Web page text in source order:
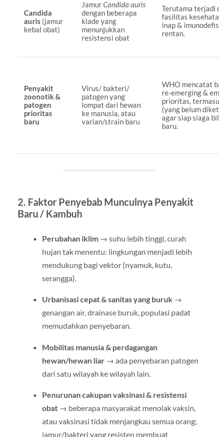
Candida
auris (jamur
kebal obat)
JamurCandida auris
dengan beberapa
klade yang
menunjukkan
resistensi obat
Terutama terjadi
fasilitas
inap &
rentan.
Penyakit
zoonotik &
patogen
prioritas
baru
Virus/ bakteri/
patogen yang
lompat dari hewan
ke manusia, atau
varian/strain baru
WHO mencatat
re-emerging &
prioritas,
(yang belum
agar siap siaga
baru.
2. Faktor Penyebab Munculnya Penyakit
Baru / Kambuh
Perubahan iklim→ suhu lebih tinggi, curah
hujan tak menentu: lingkungan menjadi lebih
mendukung bagi vektor (nyamuk, kutu,
serangga).
Urbanisasi cepat & sanitas yang buruk→
genangan air, drainase buruk, populasi padat
memudahkan penyebaran.
Mobilitas manusia & perdagangan
hewan/hewan liar→ ada penyebaran patogen
dari satu wilayah ke wilayah lain.
Penurunan cakupan vaksinasi & resistensi
obat→ beberapa masyarakat menolak vaksin,
atau vaksinasi tidak menjangkau semua orang;
jamur/bakteri yang resisten membuat